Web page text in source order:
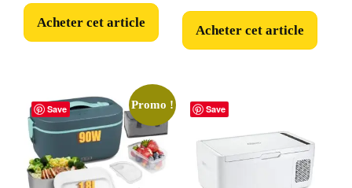
Acheter cet article
était :
est :
Acheter cet article
Save Promo ! Save